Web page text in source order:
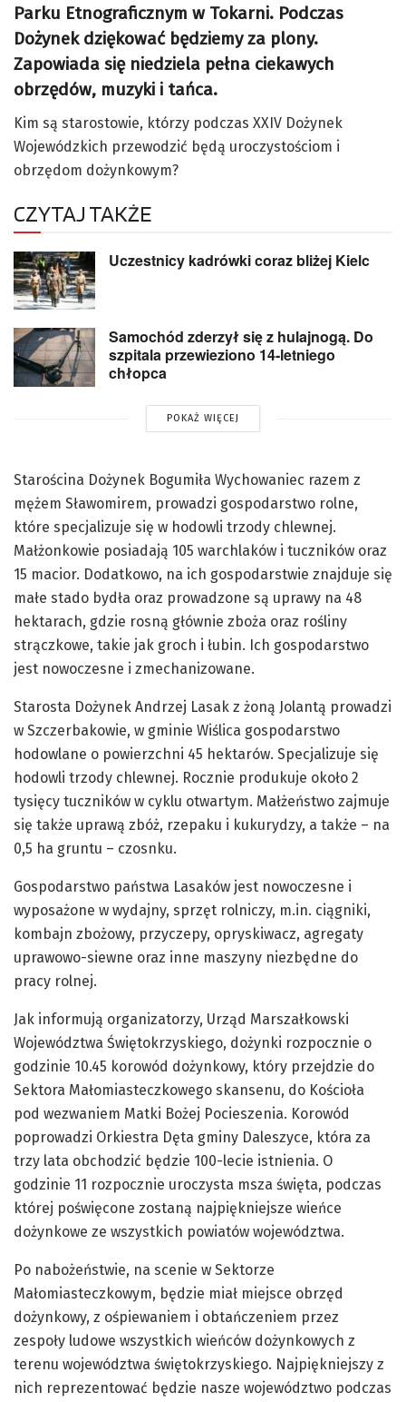
Parku Etnograficznym w Tokarni. Podczas
Dożynek dziękować będziemy za plony.
Zapowiada się niedziela pełna ciekawych
obrzędów, muzyki i tańca.
Kim są starostowie, którzy podczas XXIV Dożynek
Wojewódzkich przewodzić będą uroczystościom i
obrzędom dożynkowym?
CZYTAJ TAKŻE
Uczestnicy kadrówki coraz bliżej Kielc
Samochód zderzył się z hulajnogą. Do
szpitala przewieziono 14-letniego
chłopca
POKAŻ WIĘCEJ
Starościna Dożynek Bogumiła Wychowaniec razem z
mężem Sławomirem, prowadzi gospodarstwo rolne,
które specjalizuje się w hodowli trzody chlewnej.
Małżonkowie posiadają 105 warchlaków i tuczników oraz
15 macior. Dodatkowo, na ich gospodarstwie znajduje się
małe stado bydła oraz prowadzone są uprawy na 48
hektarach, gdzie rosną głównie zboża oraz rośliny
strączkowe, takie jak groch i łubin. Ich gospodarstwo
jest nowoczesne i zmechanizowane.
Starosta Dożynek Andrzej Lasak z żoną Jolantą prowadzi
w Szczerbakowie, w gminie Wiślica gospodarstwo
hodowlane o powierzchni 45 hektarów. Specjalizuje się
hodowli trzody chlewnej. Rocznie produkuje około 2
tysięcy tuczników w cyklu otwartym. Małżeństwo zajmuje
się także uprawą zbóż, rzepaku i kukurydzy, a także – na
0,5 ha gruntu – czosnku.
Gospodarstwo państwa Lasaków jest nowoczesne i
wyposażone w wydajny, sprzęt rolniczy, m.in. ciągniki,
kombajn zbożowy, przyczepy, opryskiwacz, agregaty
uprawowo-siewne oraz inne maszyny niezbędne do
pracy rolnej.
Jak informują organizatorzy, Urząd Marszałkowski
Województwa Świętokrzyskiego, dożynki rozpocznie o
godzinie 10.45 korowód dożynkowy, który przejdzie do
Sektora Małomiasteczkowego skansenu, do Kościoła
pod wezwaniem Matki Bożej Pocieszenia. Korowód
poprowadzi Orkiestra Dęta gminy Daleszyce, która za
trzy lata obchodzić będzie 100-lecie istnienia. O
godzinie 11 rozpocznie uroczysta msza święta, podczas
której poświęcone zostaną najpiękniejsze wieńce
dożynkowe ze wszystkich powiatów województwa.
Po nabożeństwie, na scenie w Sektorze
Małomiasteczkowym, będzie miał miejsce obrzęd
dożynkowy, z ośpiewaniem i obtańczeniem przez
zespoły ludowe wszystkich wieńców dożynkowych z
terenu województwa świętokrzyskiego. Najpiękniejszy z
nich reprezentować będzie nasze województwo podczas